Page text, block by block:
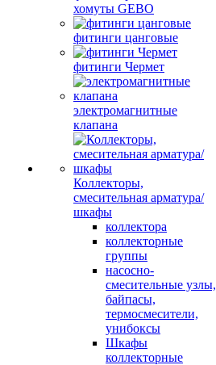
хомуты GEBO
фитинги цанговые
фитинги Чермет
электромагнитные
клапана
Коллекторы,
смесительная арматура/
шкафы
коллектора
коллекторные
группы
насосно-
смесительные узлы,
байпасы,
термосмесители,
унибоксы
Шкафы
коллекторные